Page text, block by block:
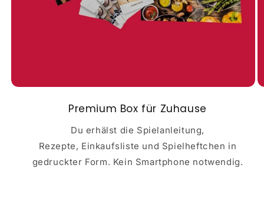
Premium Box für Zuhause
Du erhälst die Spielanleitung,
Rezepte, Einkaufsliste und Spielheftchen in
gedruckter Form. Kein Smartphone notwendig.